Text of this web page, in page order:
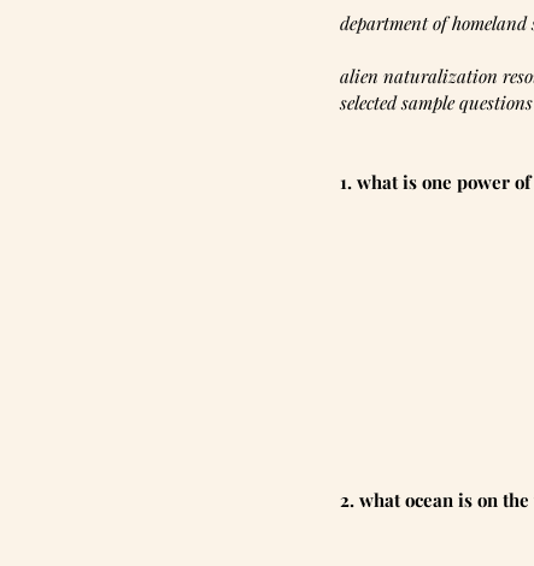
department of homeland
alien naturalization
selected sample
1. what is one power
2. what ocean is on